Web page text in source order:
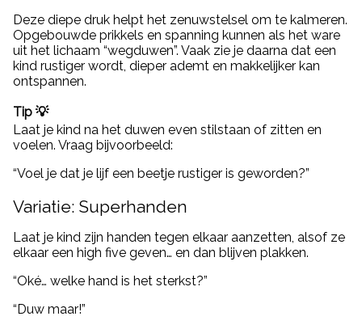
Deze diepe druk helpt het zenuwstelsel om te kalmeren.
Opgebouwde prikkels en spanning kunnen als het ware
uit het lichaam “wegduwen”. Vaak zie je daarna dat een
kind rustiger wordt, dieper ademt en makkelijker kan
ontspannen.
Tip 💡
Laat je kind na het duwen even stilstaan of zitten en
voelen. Vraag bijvoorbeeld:
“Voel je dat je lijf een beetje rustiger is geworden?”
Variatie: Superhanden
Laat je kind zijn handen tegen elkaar aanzetten, alsof ze
elkaar een high five geven… en dan blijven plakken.
“Oké… welke hand is het sterkst?”
“Duw maar!”